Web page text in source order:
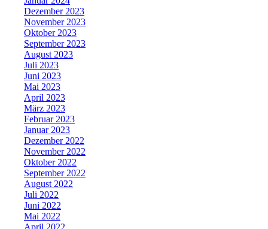
Dezember 2023
November 2023
Oktober 2023
September 2023
August 2023
Juli 2023
Juni 2023
Mai 2023
April 2023
März 2023
Februar 2023
Januar 2023
Dezember 2022
November 2022
Oktober 2022
September 2022
August 2022
Juli 2022
Juni 2022
Mai 2022
April 2022